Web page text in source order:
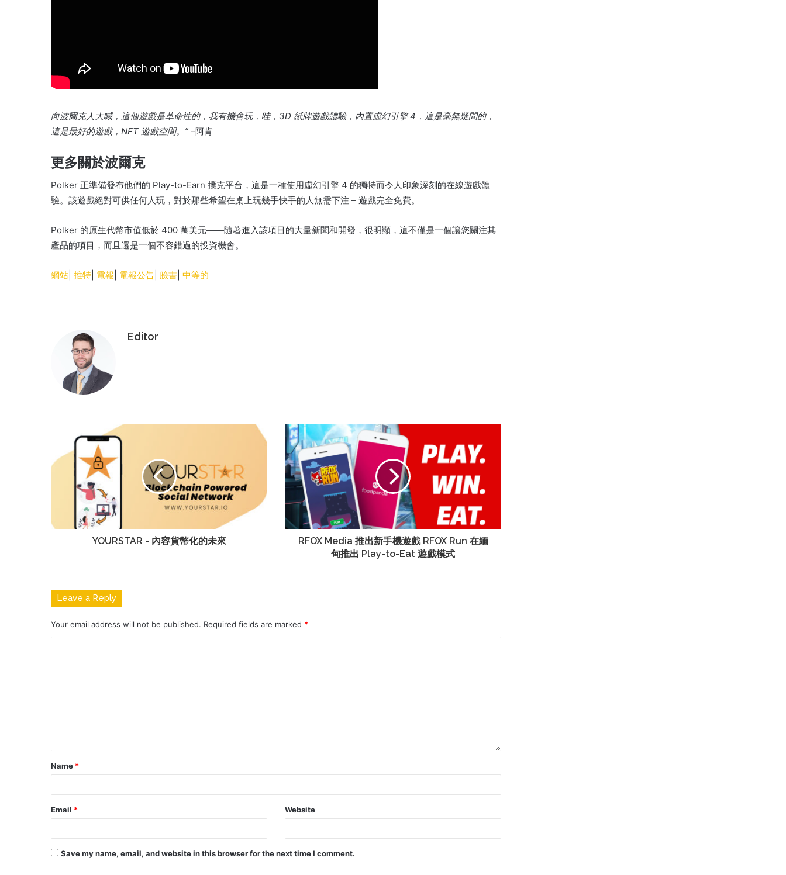
向波爾克人大喊，這個遊戲是革命性的，我有機會玩，哇，3D 紙牌遊戲體驗，內置虛幻引擎 4，這是毫無疑問的，
這是最好的遊戲，NFT 遊戲空間。” –阿肯
更多關於波爾克
Polker 正準備發布他們的 Play-to-Earn 撲克平台，這是一種使用虛幻引擎 4 的獨特而令人印象深刻的在線遊戲體
驗。該遊戲絕對可供任何人玩，對於那些希望在桌上玩幾手快手的人無需下注 – 遊戲完全免費。
Polker 的原生代幣市值低於 400 萬美元——隨著進入該項目的大量新聞和開發，很明顯，這不僅是一個讓您關注其
產品的項目，而且還是一個不容錯過的投資機會。
網站 推特 電報 電報公告 臉書 中等的
Editor
YOURSTAR - 內容貨幣化的未來
RFOX Media 推出新手機遊戲 RFOX Run 在緬
甸推出 Play-to-Eat 遊戲模式
Leave a Reply
Your email address will not be published. Required fields are marked *
Name *
Email * Website
Save my name, email, and website in this browser for the next time I comment.